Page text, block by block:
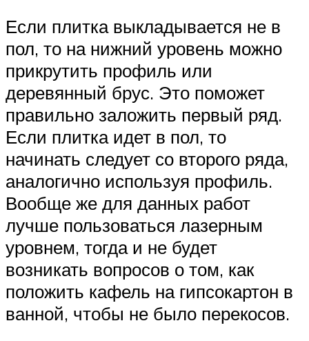
Если плитка выкладывается не в
пол, то на нижний уровень можно
прикрутить профиль или
деревянный брус. Это поможет
правильно заложить первый ряд.
Если плитка идет в пол, то
начинать следует со второго ряда,
аналогично используя профиль.
Вообще же для данных работ
лучше пользоваться лазерным
уровнем, тогда и не будет
возникать вопросов о том, как
положить кафель на гипсокартон в
ванной, чтобы не было перекосов.